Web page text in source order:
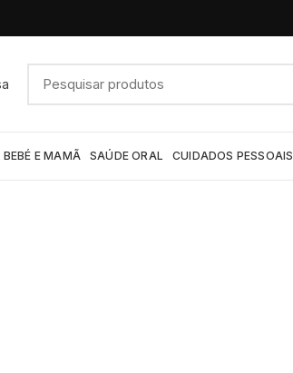
BEBÉ E MAMÃ SAÚDE ORAL CUIDADOS PESSOAIS